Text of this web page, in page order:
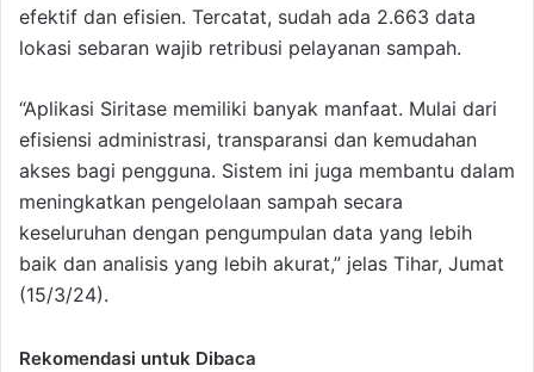
efektif dan efisien. Tercatat, sudah ada 2.663 data
lokasi sebaran wajib retribusi pelayanan sampah.
“Aplikasi Siritase memiliki banyak manfaat. Mulai dari
efisiensi administrasi, transparansi dan kemudahan
akses bagi pengguna. Sistem ini juga membantu dalam
meningkatkan pengelolaan sampah secara
keseluruhan dengan pengumpulan data yang lebih
baik dan analisis yang lebih akurat,” jelas Tihar, Jumat
(15/3/24).
Rekomendasi untuk Dibaca